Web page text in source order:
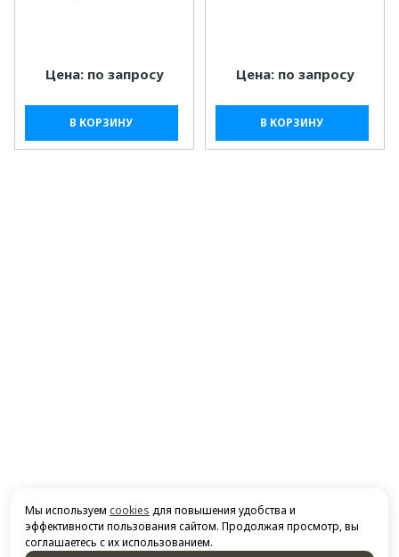
Цена: по запросу
В КОРЗИНУ
Цена: по запросу
В КОРЗИНУ
Мы используем cookies для повышения удобства и
эффективности пользования сайтом. Продолжая просмотр, вы
соглашаетесь с их использованием.